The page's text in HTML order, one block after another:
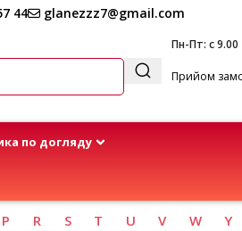
44 glanezzz7@gmail.com
Пн-Пт: с 9.00
Прийом
по догляду
P R S T U V W Y